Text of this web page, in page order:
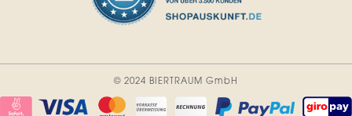
© 2024 BIERTRAUM GmbH